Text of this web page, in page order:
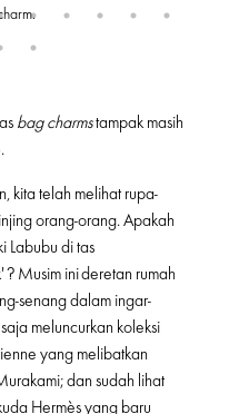
bag charmstampak masih
kita telah melihat rupa-
orang-orang. Apakah
Labubu di tas
Musim ini deretan rumah
senang dalam ingar-
meluncurkan koleksi
yang melibatkan
dan sudah lihat
Hermès yang baru